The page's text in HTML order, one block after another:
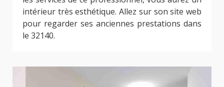
intérieur très esthétique. Allez sur son site web
pour regarder ses anciennes prestations dans
le 32140.